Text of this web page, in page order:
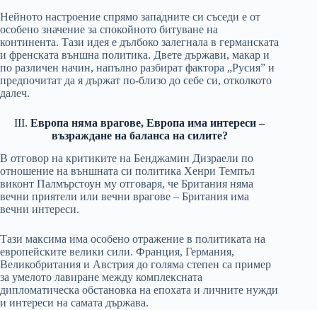
Нейното настроение спрямо западните си съседи е от
особено значение за спокойното битуване на
континента. Тази идея е дълбоко залегнала в германската
и френската външна политика. Двете държави, макар и
по различен начин, напълно разбират фактора „Русия” и
предпочитат да я държат по-близо до себе си, отколкото
далеч.
III.Европа няма врагове, Европа има интереси –
възраждане на баланса на силите?
В отговор на критиките на Бенджамин Дизраели по
отношение на външната си политика Хенри Темпъл
виконт Палмърстоун му отговаря, че Британия няма
вечни приятели или вечни врагове – Британия има
вечни интереси.
Тази максима има особено отражение в политиката на
европейските велики сили. Франция, Германия,
Великобритания и Австрия до голяма степен са пример
за умелото лавиране между комплексната
дипломатическа обстановка на епохата и личните нужди
и интереси на самата държава.